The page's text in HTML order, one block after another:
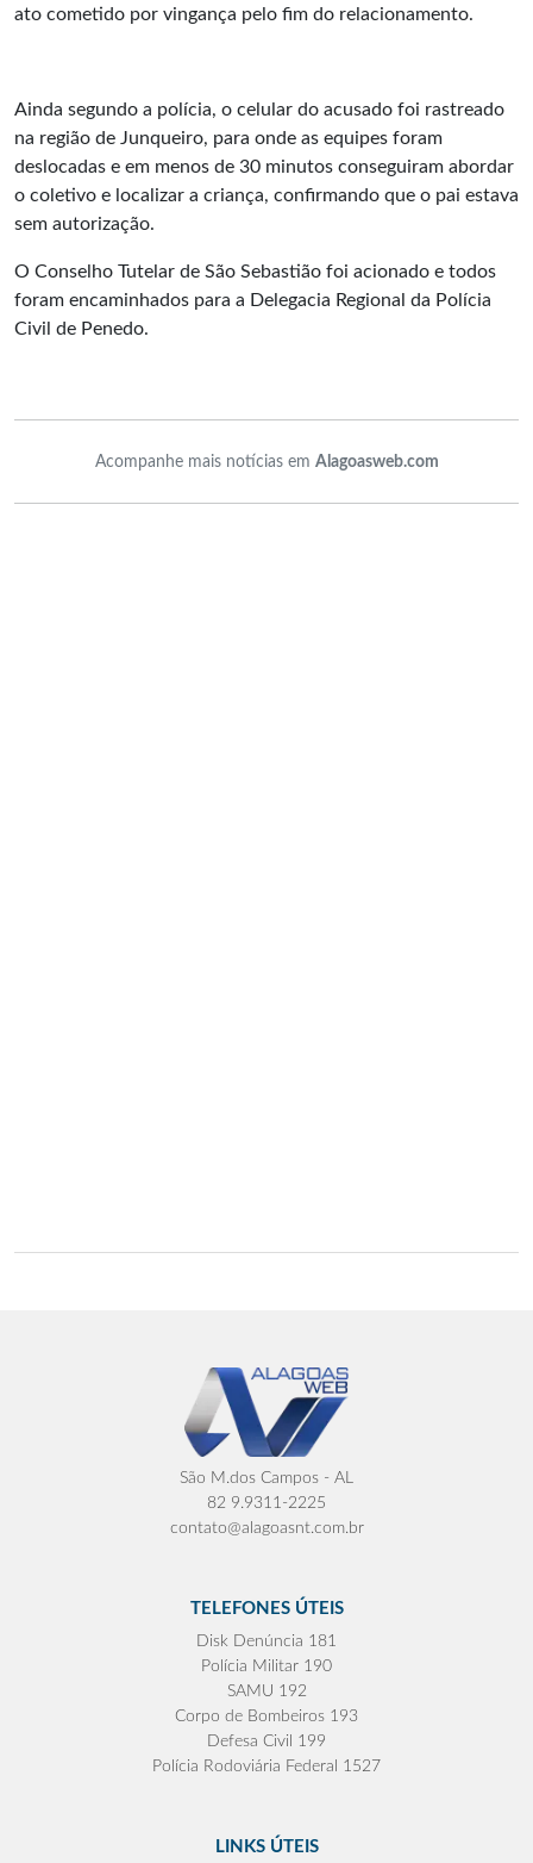
ato cometido por vingança pelo fim do relacionamento.
Ainda segundo a polícia, o celular do acusado foi rastreado
na região de Junqueiro, para onde as equipes foram
deslocadas e em menos de 30 minutos conseguiram abordar
o coletivo e localizar a criança, confirmando que o pai estava
sem autorização.
O Conselho Tutelar de São Sebastião foi acionado e todos
foram encaminhados para a Delegacia Regional da Polícia
Civil de Penedo.
Acompanhe mais notícias em Alagoasweb.com
São M.dos Campos - AL
82 9.9311-2225
contato@alagoasnt.com.br
TELEFONES ÚTEIS
Disk Denúncia 181
Polícia Militar 190
SAMU 192
Corpo de Bombeiros 193
Defesa Civil 199
Polícia Rodoviária Federal 1527
LINKS ÚTEIS